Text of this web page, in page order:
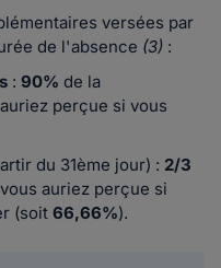
versées par
de l'absence (3) :
: 90% de la
perçue si vous
du 31ème jour) : 2/3
auriez perçue si
(soit 66,66%).